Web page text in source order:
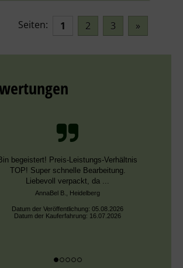
Seiten: 1 2 3 »
begeistert! Preis-Leistungs-Verhältnis
TOP! Super schnelle Bearbeitung.
Liebevoll verpackt, da ...
AnnaBel B., Heidelberg
Datum der Veröffentlichung: 05.08.2026
Datum der Kauferfahrung: 16.07.2026